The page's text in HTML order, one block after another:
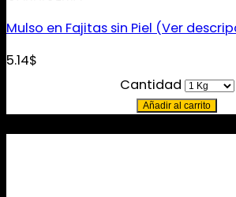
Mulso en Fajitas sin Piel (Ver
5.14$
Cantidad
Añadir al carrito